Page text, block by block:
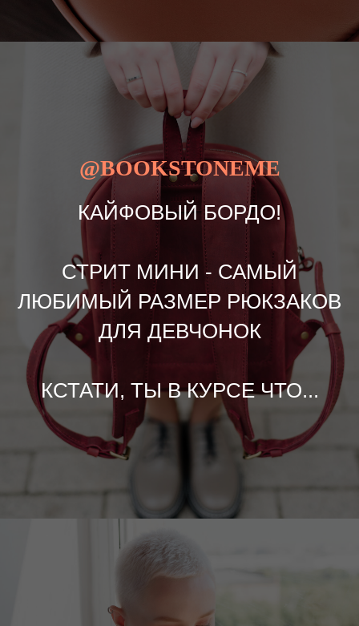
@BOOKSTONEME
КАЙФОВЫЙ БОРДО!
СТРИТ МИНИ - САМЫЙ
ЛЮБИМЫЙ РАЗМЕР РЮКЗАКОВ
ДЛЯ ДЕВЧОНОК
КСТАТИ, ТЫ В КУРСЕ ЧТО...